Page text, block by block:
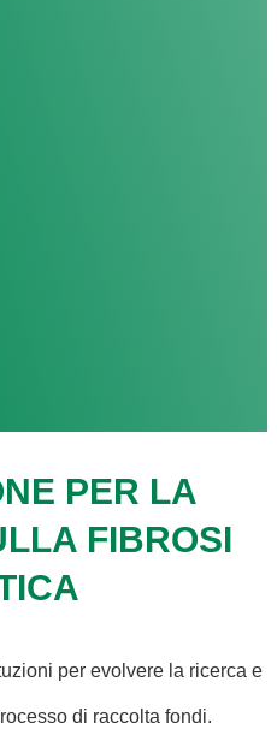
PER LA
FIBROSI
per evolvere la ricerca e
di raccolta fondi.